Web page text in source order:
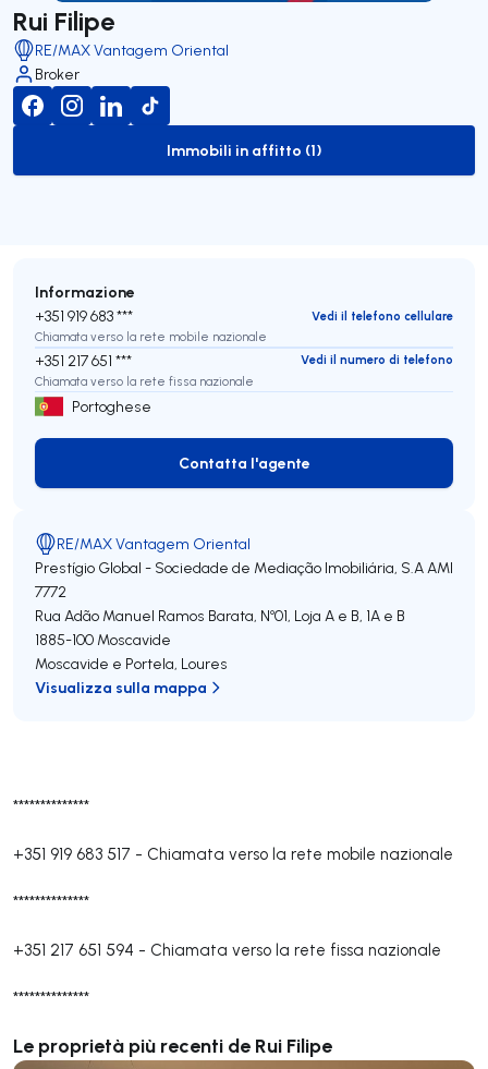
Rui Filipe
RE/MAX Vantagem Oriental
Broker
to-rent-listing
Immobili in affitto (1)
**************
+351 919 683 517 - Chiamata verso la rete mobile nazionale
**************
+351 217 651 594 - Chiamata verso la rete fissa nazionale
**************
Le proprietà più recenti de Rui Filipe
Informazione
+351 919 683 ***
Vedi il telefono cellulare
Chiamata verso la rete mobile nazionale
+351 217 651 ***
Vedi il numero di telefono
Chiamata verso la rete fissa nazionale
Portoghese
Contatta l'agente
Contatta l'agente
RE/MAX Vantagem Oriental
Prestígio Global - Sociedade de Mediação Imobiliária, S.AAMI
7772
Rua Adão Manuel Ramos Barata, Nº01, Loja A e B, 1A e B
1885-100 Moscavide
Moscavide e Portela, Loures
Visualizza sulla mappa